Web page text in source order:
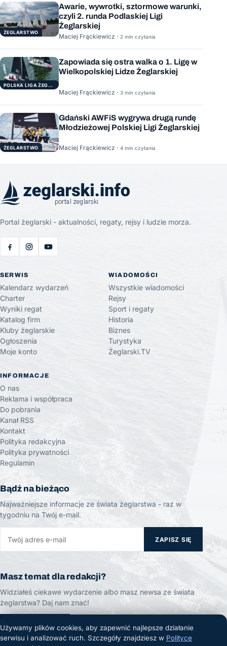
ŻEGLARSTWO
Awarie, wywrotki, sztormowe warunki,
czyli 2. runda Podlaskiej Ligi
Żeglarskiej
Maciej Frąckiewicz · 2 min czytania
POLSKA LIGA ŻEGLARSKA
Zapowiada się ostra walka o 1. Ligę w
Wielkopolskiej Lidze Żeglarskiej
Maciej Frąckiewicz · 3 min czytania
ŻEGLARSTWO
Gdański AWFiS wygrywa drugą rundę
Młodzieżowej Polskiej Ligi Żeglarskiej
Maciej Frąckiewicz · 4 min czytania
Portal żeglarski - aktualności, regaty, rejsy i ludzie morza.
SERWIS
Kalendarz wydarzeń
Charter
Wyniki regat
Katalog firm
Kluby żeglarskie
Ogłoszenia
Moje konto
WIADOMOŚCI
Wszystkie wiadomości
Rejsy
Sport i regaty
Historia
Biznes
Turystyka
Żeglarski.TV
INFORMACJE
O nas
Reklama i współpraca
Do pobrania
Kanał RSS
Kontakt
Polityka redakcyjna
Polityka prywatności
Regulamin
Bądź na bieżąco
Najważniejsze informacje ze świata żeglarstwa - raz w
tygodniu na Twój e-mail.
ZAPISZ SIĘ
Masz temat dla redakcji?
Widziałeś ciekawe wydarzenie albo masz newsa ze świata
żeglarstwa? Daj nam znać!
ZGŁOŚ TEMAT
Używamy plików cookies, aby zapewnić najlepsze działanie
serwisu i analizować ruch. Szczegóły znajdziesz w Polityce